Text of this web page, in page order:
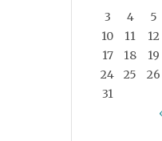
3
4 5
10
11 12
17
18 19
24
25 26
31